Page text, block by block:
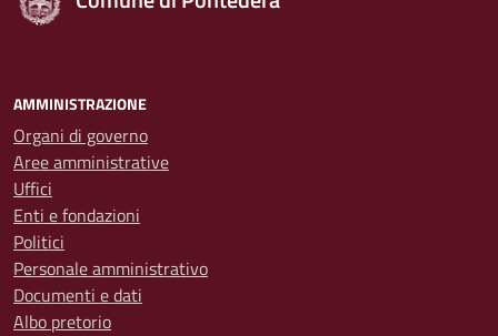
AMMINISTRAZIONE
Organi di governo
Aree amministrative
Uffici
Enti e fondazioni
Politici
Personale amministrativo
Documenti e dati
Albo pretorio